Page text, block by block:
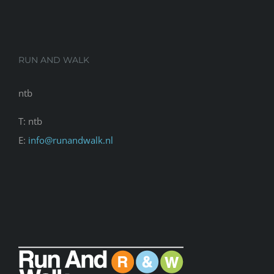
RUN AND WALK
ntb
T: ntb
E: info@runandwalk.nl